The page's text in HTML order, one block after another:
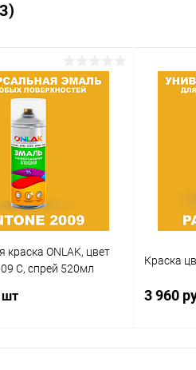
краска ONLAK, цвет
C, спрей 520мл
Краска
3 960